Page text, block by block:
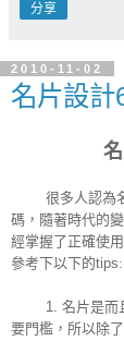
分享
2010-11-02
名片設計
很多人認為
碼，隨著時代的
經掌握了正確使
參考下以下的tips:
1. 名片是而
要門檻，所以除